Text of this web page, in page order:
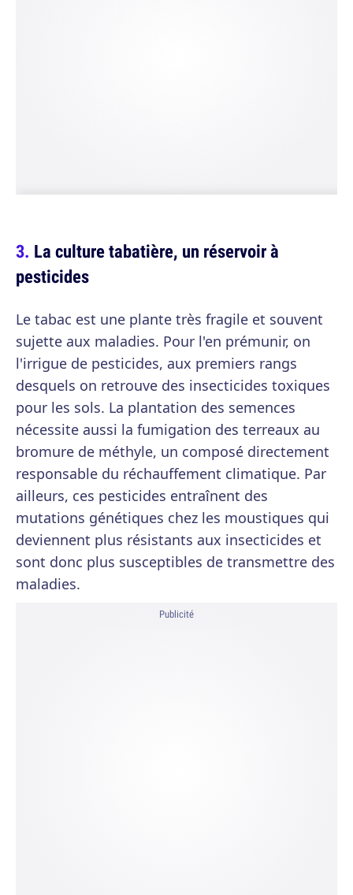
La culture tabatière, un réservoir à
pesticides
Le tabac est une plante très fragile et souvent
sujette aux maladies. Pour l'en prémunir, on
l'irrigue de pesticides, aux premiers rangs
desquels on retrouve des insecticides toxiques
pour les sols. La plantation des semences
nécessite aussi la fumigation des terreaux au
bromure de méthyle, un composé directement
responsable du réchauffement climatique. Par
ailleurs, ces pesticides entraînent des
mutations génétiques chez les moustiques qui
deviennent plus résistants aux insecticides et
sont donc plus susceptibles de transmettre des
maladies.
Publicité